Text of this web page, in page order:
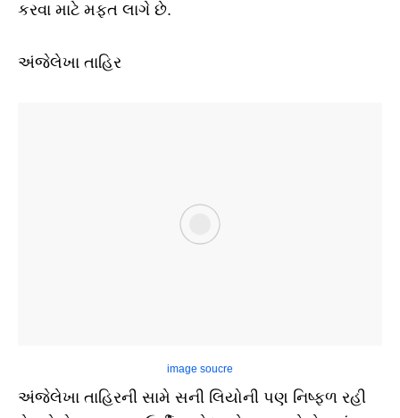
કરવા માટે મફત લાગે છે.
અંજેલેખા તાહિર
image soucre
અંજેલેખા તાહિરની સામે સની લિયોની પણ નિષ્ફળ રહી